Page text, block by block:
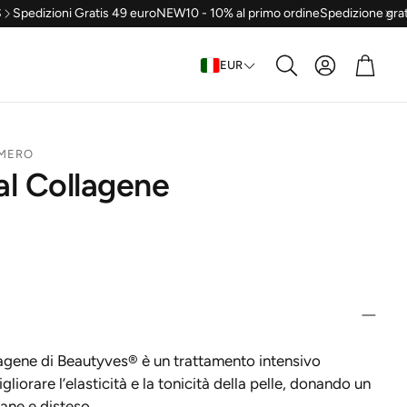
Gratis 49 euroNEW10 - 10% al primo ordineSpedizione gratis
EUR
Suche
Konto
Collagene
di Beautyves® è un trattamento intensivo
l’elasticità e la tonicità della pelle, donando un